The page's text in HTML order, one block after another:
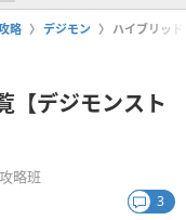
略 デジモン ハイブリッ
【デジモンスト
略班
3